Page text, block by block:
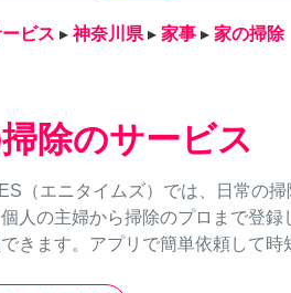
ビス ▸ 神奈川県 ▸ 家事 ▸ 家の掃除
除のサービス
（エニタイムズ）では、日常の
人の主婦から掃除のプロまで登
きます。アプリで簡単依頼して時